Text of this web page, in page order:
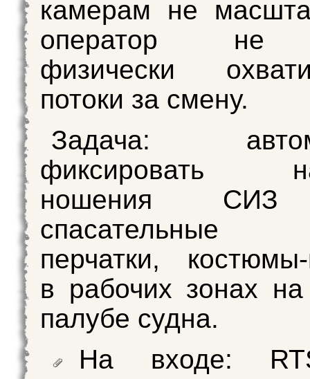
камерам не
оператор не
физически
потоки за смену.
Задача:
фиксировать
ношения СИЗ
спасательные
перчатки, костюмы-
в рабочих зонах на
палубе судна.
На входе: